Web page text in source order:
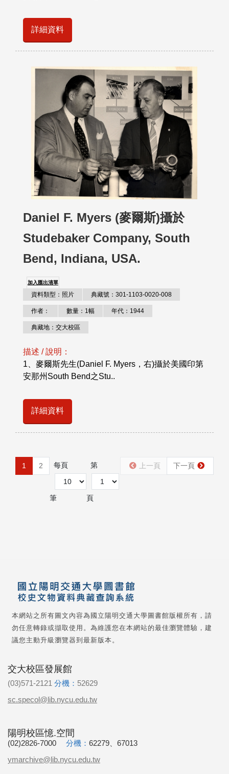
詳細資料
Daniel F. Myers (麥爾斯)攝於
Studebaker Company, South
Bend, Indiana, USA.
加入匯出清單
資料類型：照片 典藏號：301-1103-0020-008
作者： 數量：1幅 年代：1944
典藏地：交大校區
描述 / 說明：
1、麥爾斯先生(Daniel F. Myers，右)攝於美國印第
安那州South Bend之Stu..
詳細資料
1 2 每頁
筆
第
頁
上一頁 下一頁
本網站之所有圖文內容為國立陽明交通大學圖書館版權所有，請
勿任意轉錄或擷取使用。為維護您在本網站的最佳瀏覽體驗，建
議您主動升級瀏覽器到最新版本。
交大校區發展館
(03)571-2121 分機： 52629
sc.specol@lib.nycu.edu.tw
陽明校區憶.空間
(02)2826-7000 分機： 62279、67013
ymarchive@lib.nycu.edu.tw